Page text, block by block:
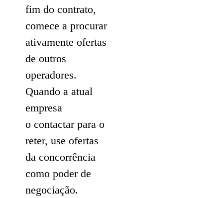
fim do contrato,
comece a procurar
ativamente ofertas
de outros
operadores.
Quando a atual
empresa
o contactar para o
reter, use ofertas
da concorrência
como poder de
negociação.